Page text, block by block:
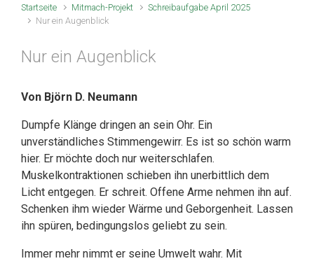
Startseite Mitmach-Projekt
Schreibaufgabe April 2025
Nur ein Augenblick
Nur ein Augenblick
Von Björn D. Neumann
Dumpfe Klänge dringen an sein Ohr. Ein
unverständliches Stimmengewirr. Es ist so schön warm
hier. Er möchte doch nur weiterschlafen.
Muskelkontraktionen schieben ihn unerbittlich dem
Licht entgegen. Er schreit. Offene Arme nehmen ihn auf.
Schenken ihm wieder Wärme und Geborgenheit. Lassen
ihn spüren, bedingungslos geliebt zu sein.
Immer mehr nimmt er seine Umwelt wahr. Mit